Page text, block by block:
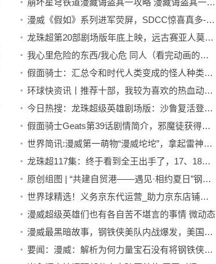
崩坏星穹铁道漫藏诲盗其一攻略 漫藏诲盗其一图文过关一览[多图]-世界球精选
漫威《假如》系列进军荧屏，SDCC惊喜真多-天天资讯
龙珠超第20部剧场版年底上映，远古赛亚人莫西亚完虐悟空
我心里危险的东西/我心危 同人（看完动画的反应）第11集 全球速递
假面骑士：汇总令和时代人类变成的怪人种类，都比一般怪人强大
环球快资讯丨推荐十部，我较为喜欢的热血动漫，不知道大家看过哪一部？
今日热搜：龙珠超级英雄剧场版：沙鲁复活登场概率大幅度提高坐等黄金形态
假面骑士Geats第39话剧情简介，邪魔徒获得寄生能力，未来运营也加入乱局-每日消息
世界简讯:漫威第一萌物“漫威坨坨”，拿起雷神之锤的人又多了一个
龙珠超117集：终于看到全王出手了，17、18号怒怼第二宇宙！ 新要闻
原创组图 | “共建自贸港——遇见·相约夏日”钢琴音乐会亮相三亚 热推荐
世界球精选！义务京东代运营_助力京东店铺快速发展
漫威超级英雄们也有各自苦不堪言的事情 微动态
漫威最黑暗故事，钢铁侠美队内战爆发，美国队长被九头蛇刺杀_天天观速讯
要闻：漫威：解析为何力量宝石没有将钢铁侠秒杀